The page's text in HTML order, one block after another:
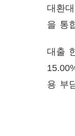
대환
을 통
대출
용 부